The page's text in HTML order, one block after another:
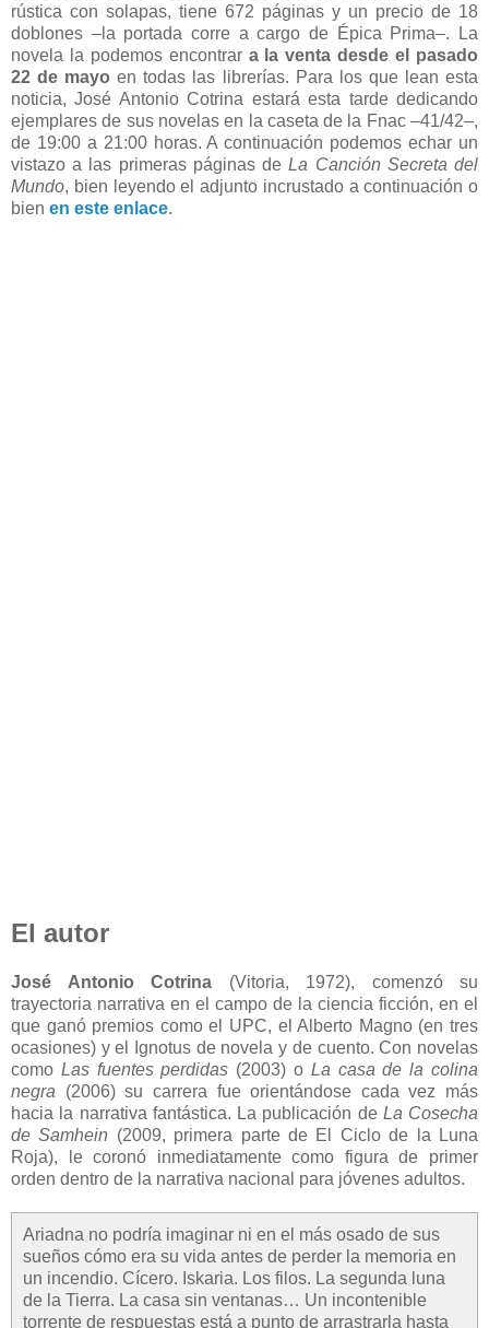
rústica con solapas, tiene 672 páginas y un precio de 18
doblones –la portada corre a cargo de Épica Prima–. La
novela la podemos encontrar a la venta desde el pasado
22 de mayo en todas las librerías. Para los que lean esta
noticia, José Antonio Cotrina estará esta tarde dedicando
ejemplares de sus novelas en la caseta de la Fnac –41/42–,
de 19:00 a 21:00 horas. A continuación podemos echar un
vistazo a las primeras páginas deLa Canción Secreta del
Mundo, bien leyendo el adjunto incrustado a continuación o
bien en este enlace.
El autor
José Antonio Cotrina (Vitoria, 1972), comenzó su
trayectoria narrativa en el campo de la ciencia ficción, en el
que ganó premios como el UPC, el Alberto Magno (en tres
ocasiones) y el Ignotus de novela y de cuento. Con novelas
como Las fuentes perdidas (2003) o La casa de la colina
negra (2006) su carrera fue orientándose cada vez más
hacia la narrativa fantástica. La publicación de La Cosecha
de Samhein (2009, primera parte de El Ciclo de la Luna
Roja), le coronó inmediatamente como figura de primer
orden dentro de la narrativa nacional para jóvenes adultos.
Ariadna no podría imaginar ni en el más osado de sus
sueños cómo era su vida antes de perder la memoria en
un incendio. Cícero. Iskaria. Los filos. La segunda luna
de la Tierra. La casa sin ventanas… Un incontenible
torrente de respuestas está a punto de arrastrarla hasta